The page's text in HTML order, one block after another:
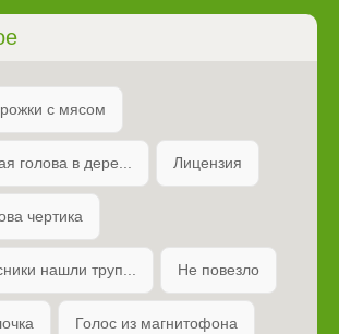
с мясом
голова в дере... Лицензия
чертика
нашли труп... Не повезло
Голос из магнитофона